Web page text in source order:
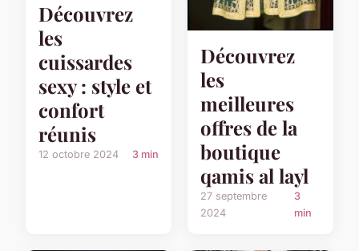
Découvrez
les
cuissardes
sexy : style et
confort
réunis
12 octobre 2024 3 min
Découvrez
les
meilleures
offres de la
boutique
qamis al layl
27 septembre
2024
3
min